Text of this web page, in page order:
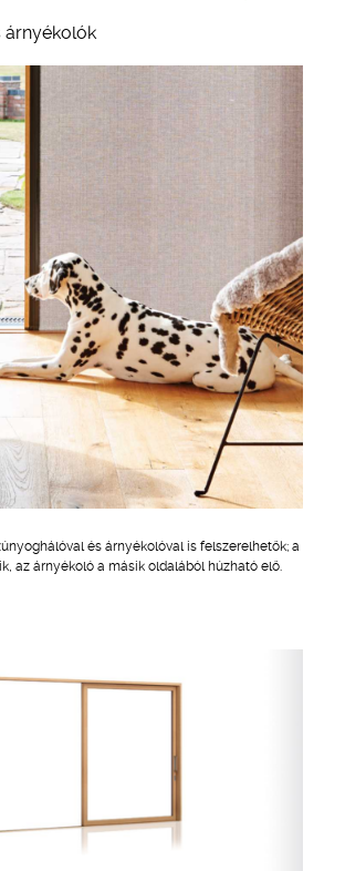
árnyékolók
és árnyékolóval is felszerelhetők; a
az árnyékoló a másik oldalából húzható elő.